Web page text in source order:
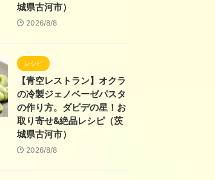
城県古河市）
2026/8/8
レシピ
【青空レストラン】オクラ
の冷製ジェノベーゼパスタ
の作り方。ダビデの星！お
取り寄せ&絶品レシピ（茨
城県古河市）
2026/8/8